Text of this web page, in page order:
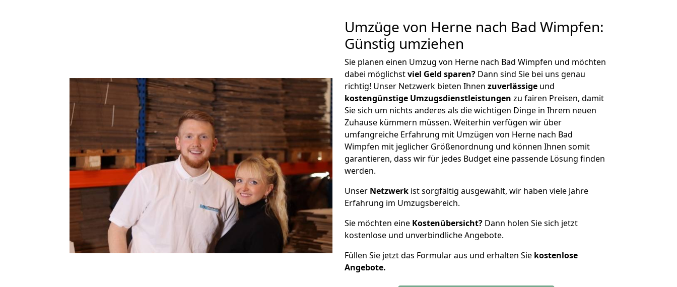
Umzüge von Herne nach Bad Wimpfen:
Günstig umziehen
Sie planen einen Umzug von Herne nach Bad Wimpfen und möchten
dabei möglichstviel Geld sparen? Dann sind Sie bei uns genau
richtig! Unser Netzwerk bieten Ihnen zuverlässige und
kostengünstige Umzugsdienstleistungen zu fairen Preisen, damit
Sie sich um nichts anderes als die wichtigen Dinge in Ihrem neuen
Zuhause kümmern müssen. Weiterhin verfügen wir über
umfangreiche Erfahrung mit Umzügen von Herne nach Bad
Wimpfen mit jeglicher Größenordnung und können Ihnen somit
garantieren, dass wir für jedes Budget eine passende Lösung finden
werden.
Unser Netzwerk ist sorgfältig ausgewählt, wir haben viele Jahre
Erfahrung im Umzugsbereich.
Sie möchten eine Kostenübersicht? Dann holen Sie sich jetzt
kostenlose und unverbindliche Angebote.
Füllen Sie jetzt das Formular aus und erhalten Sie kostenlose
Angebote.